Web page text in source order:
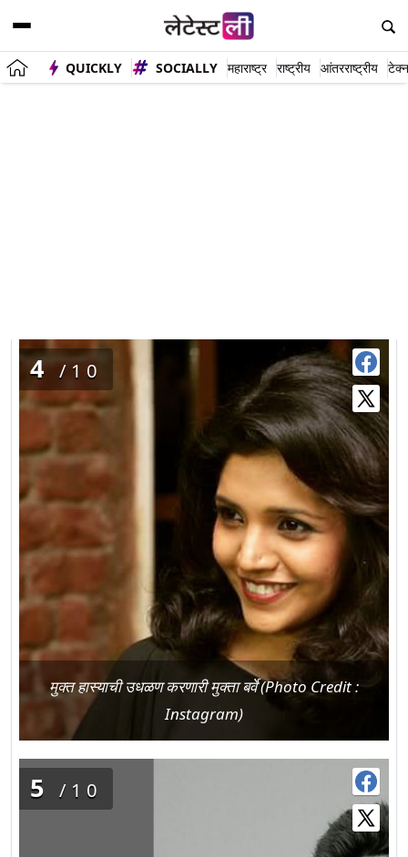
QUICKLY SOCIALLY महाराष्ट्र राष्ट्रीय आंतरराष्ट्रीय
4/10
मुक्त हास्याची उधळण करणारी मुक्ता बर्वे (Photo Credit :
Instagram)
5 /10